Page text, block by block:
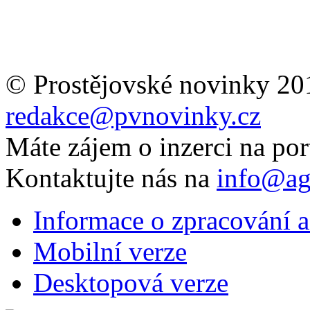
© Prostějovské novinky
redakce@pvnovinky.cz
Máte zájem o inzerci na
Kontaktujte nás na
Informace o zpracování
Mobilní verze
Desktopová verze